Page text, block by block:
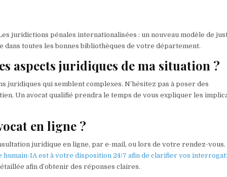
juridictions pénales internationalisées : un nouveau modèle de
dans toutes les bonnes bibliothèques de votre département.
aspects juridiques de ma situation ?
juridiques qui semblent complexes. N’hésitez pas à poser des
Un avocat qualifié prendra le temps de vous expliquer les
en ligne ?
juridique en ligne, par e-mail, ou lors de votre rendez-vous.
humain-IA est à votre disposition 24/7 afin de clarifier vos
afin d’obtenir des réponses claires.